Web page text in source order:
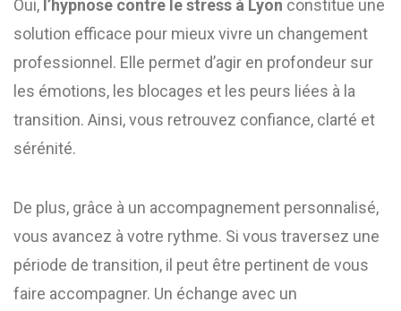
Oui, l’hypnose contre le stress à Lyon constitue une
solution efficace pour mieux vivre un changement
professionnel. Elle permet d’agir en profondeur sur
les émotions, les blocages et les peurs liées à la
transition. Ainsi, vous retrouvez confiance, clarté et
sérénité.
De plus, grâce à un accompagnement personnalisé,
vous avancez à votre rythme. Si vous traversez une
période de transition, il peut être pertinent de vous
faire accompagner. Un échange avec un